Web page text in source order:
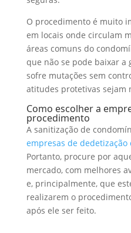
O procedimento é muito
em locais onde circulam
áreas comuns do
que não se pode baixar a
sofre mutações sem
atitudes protetivas sejam
Como escolher a
procedimento
A sanitização de
empresas de
Portanto, procure por
mercado, com melhores
e, principalmente, que
realizarem o
após ele ser feito.